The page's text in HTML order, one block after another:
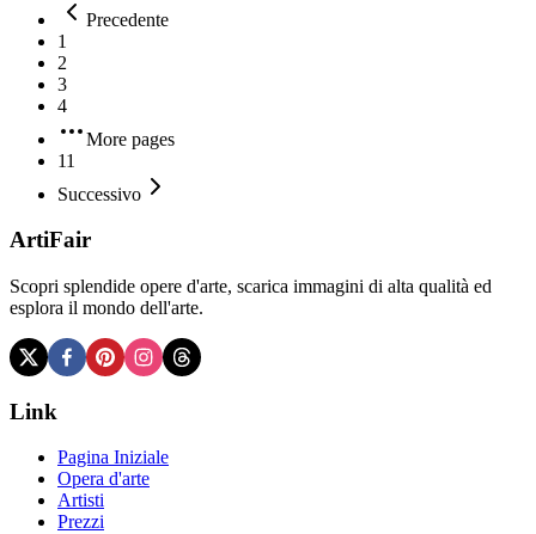
Precedente
1
2
3
4
More pages
11
Successivo
ArtiFair
Scopri splendide opere d'arte, scarica immagini di alta qualità ed
esplora il mondo dell'arte.
Link
Pagina Iniziale
Opera d'arte
Artisti
Prezzi